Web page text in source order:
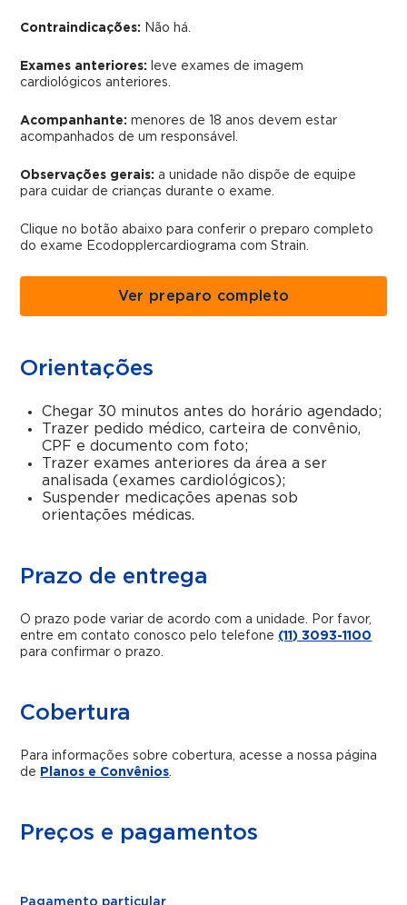
Contraindicações: Não há.
Exames anteriores:
leve exames de imagem
cardiológicos anteriores.
Acompanhante: menores de 18 anos devem estar
acompanhados de um responsável.
Observações gerais: a unidade não dispõe de equipe
para cuidar de crianças durante o exame.
Clique no botão abaixo para conferir o preparo completo
do exame Ecodopplercardiograma com Strain.
Ver preparo completo
Orientações
Chegar 30 minutos antes do horário agendado;
Trazer pedido médico, carteira de convênio,
CPF e documento com foto;
Trazer exames anteriores da área a ser
analisada (exames cardiológicos);
Suspender medicações apenas sob
orientações médicas.
Prazo de entrega
O prazo pode variar de acordo com a unidade. Por favor,
entre em contato conosco pelo telefone (11) 3093-1100
para confirmar o prazo.
Cobertura
Para informações sobre cobertura, acesse a nossa página
de Planos e Convênios.
Preços e pagamentos
Pagamento particular